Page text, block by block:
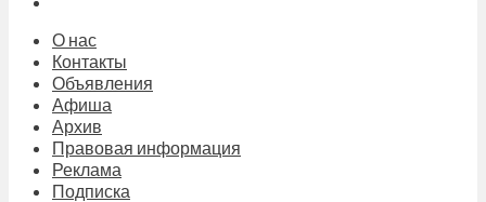
О нас
Контакты
Объявления
Афиша
Архив
Правовая информация
Реклама
Подписка